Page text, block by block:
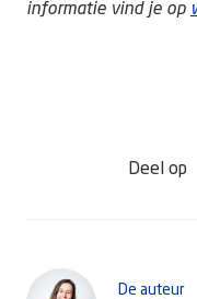
informatie vind je op
De auteur
Deel op